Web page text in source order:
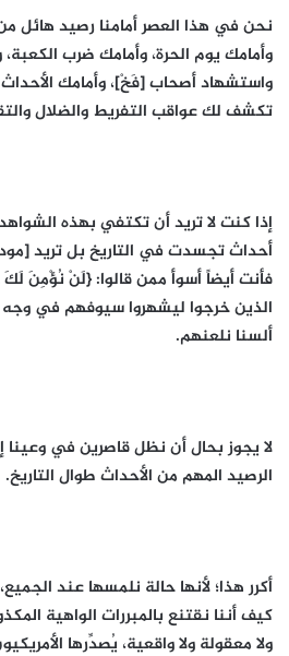
نحن في هذا العصر أمامنا رصيد هائل من
وأمامك يوم الحرة، وأمامك ضرب
واستشهاد أصحاب [فَخْ]، وأمامك الأحداث
تكشف لك عواقب التفريط والضلال
إذا كنت لا تريد أن تكتفي بهذه
أحداث تجسدت في التاريخ بل تريد
فأنت أيضاً أسوأ ممن قالوا: {لَنْ نُؤْمِنَ
الذين خرجوا ليشهروا سيوفهم في
ألسنا نلعنهم.
لا يجوز بحال أن نظل قاصرين في وعينا
الرصيد المهم من الأحداث طوال التاريخ.
أكرر هذا؛ لأنها حالة نلمسها عند
كيف أننا نقتنع بالمبررات الواهية
ولا معقولة ولا واقعية، يُصدِّرها